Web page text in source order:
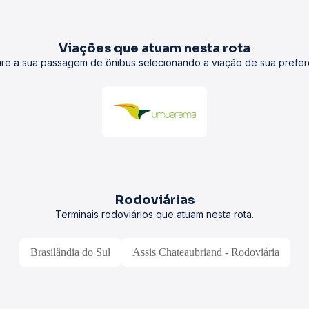
Viações que atuam nesta rota
a sua passagem de ônibus selecionando a viação de sua
Rodoviárias
Terminais rodoviários que atuam nesta rota.
Brasilândia do Sul Assis Chateaubriand - Rodoviária